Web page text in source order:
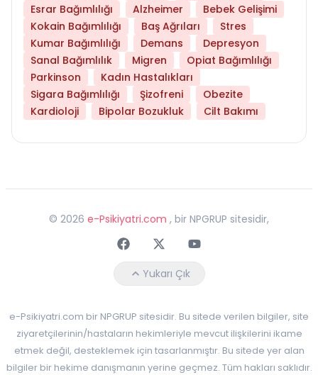
Esrar Bağımlılığı
Alzheimer
Bebek Gelişimi
Kokain Bağımlılığı
Baş Ağrıları
Stres
Kumar Bağımlılığı
Demans
Depresyon
Sanal Bağımlılık
Migren
Opiat Bağımlılığı
Parkinson
Kadın Hastalıkları
Sigara Bağımlılığı
Şizofreni
Obezite
Kardioloji
Bipolar Bozukluk Cilt Bakımı
© 2026 e-Psikiyatri.com , bir NPGRUP sitesidir,
FaceebokTwitterYoutube
Yukarı Çık
e-Psikiyatri.com bir NPGRUP sitesidir. Bu sitede verilen bilgiler, site
ziyaretçilerinin/hastaların hekimleriyle mevcut ilişkilerini ikame
etmek değil, desteklemek için tasarlanmıştır. Bu sitede yer alan
bilgiler bir hekime danışmanın yerine geçmez. Tüm hakları saklıdır.